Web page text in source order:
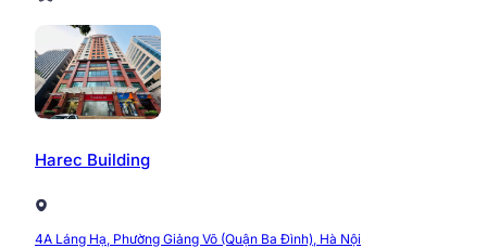
Harec Building
4A Láng Hạ, Phường Giảng Võ (Quận Ba Đình), Hà Nội